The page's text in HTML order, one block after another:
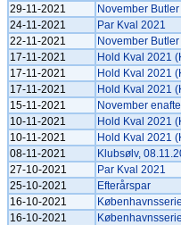
29-11-2021
November Butler
24-11-2021
Par Kval 2021
22-11-2021
November Butler
17-11-2021
Hold Kval 2021
17-11-2021
Hold Kval 2021
17-11-2021
Hold Kval 2021
15-11-2021
November
10-11-2021
Hold Kval 2021
10-11-2021
Hold Kval 2021
08-11-2021
Klubsølv,
27-10-2021
Par Kval 2021
25-10-2021
Efterårspar
16-10-2021
16-10-2021